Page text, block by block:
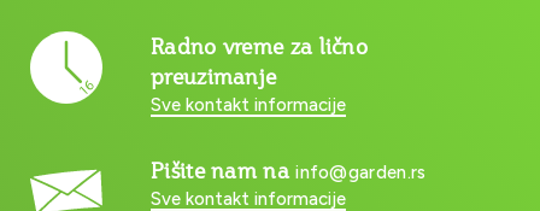
Radno vreme za lično
preuzimanje
Sve kontakt informacije
Pišite nam nainfo@garden.rs
Sve kontakt informacije